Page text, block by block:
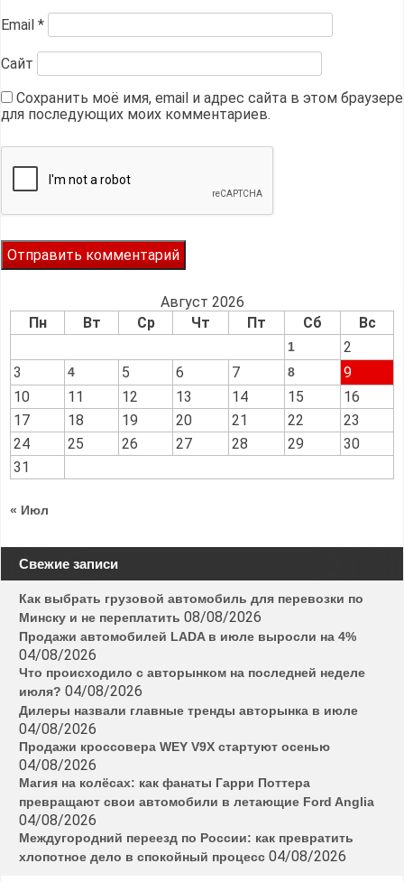
Email *
Сайт
Сохранить моё имя, email и адрес сайта в этом браузере
для последующих моих комментариев.
Август 2026
Пн
Вт Ср Чт Пт Сб Вс
1
2
3
4 5 6 7 8
9
10
11 12 13 14 15
16
17
18 19 20 21 22
23
24
25 26 27 28 29
30
31
« Июл
Свежие записи
Как выбрать грузовой автомобиль для перевозки по
Минску и не переплатить 08/08/2026
Продажи автомобилей LADA в июле выросли на 4%
04/08/2026
Что происходило с авторынком на последней неделе
июля? 04/08/2026
Дилеры назвали главные тренды авторынка в июле
04/08/2026
Продажи кроссовера WEY V9X стартуют осенью
04/08/2026
Магия на колёсах: как фанаты Гарри Поттера
превращают свои автомобили в летающие Ford Anglia
04/08/2026
Междугородний переезд по России: как превратить
хлопотное дело в спокойный процесс 04/08/2026